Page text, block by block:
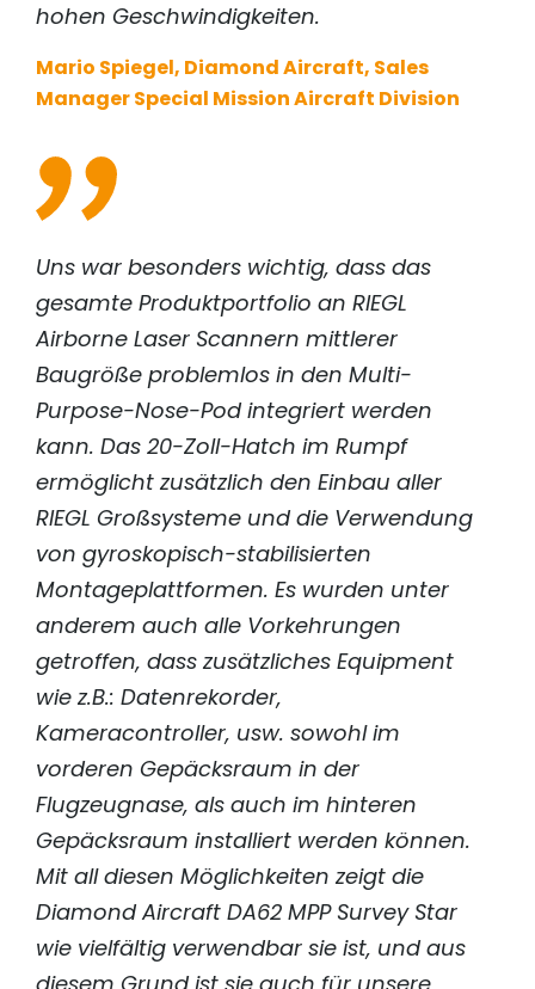
hohen Geschwindigkeiten.
Mario Spiegel, Diamond Aircraft, Sales
Manager Special Mission Aircraft Division
Uns war besonders wichtig, dass das
gesamte Produktportfolio an RIEGL
Airborne Laser Scannern mittlerer
Baugröße problemlos in den Multi-
Purpose-Nose-Pod integriert werden
kann. Das 20-Zoll-Hatch im Rumpf
ermöglicht zusätzlich den Einbau aller
RIEGL Großsysteme und die Verwendung
von gyroskopisch-stabilisierten
Montage­plattformen. Es wurden unter
anderem auch alle Vorkehrungen
getroffen, dass zusätzliches Equipment
wie z.B.: Datenrekorder,
Kameracontroller, usw. sowohl im
vorderen Gepäcksraum in der
Flugzeugnase, als auch im hinteren
Gepäcksraum installiert werden können.
Mit all diesen Möglichkeiten zeigt die
Diamond Aircraft DA62 MPP Survey Star
wie vielfältig verwendbar sie ist, und aus